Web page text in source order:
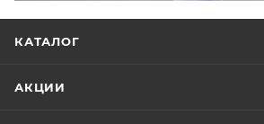
КАТАЛОГ
АКЦИИ